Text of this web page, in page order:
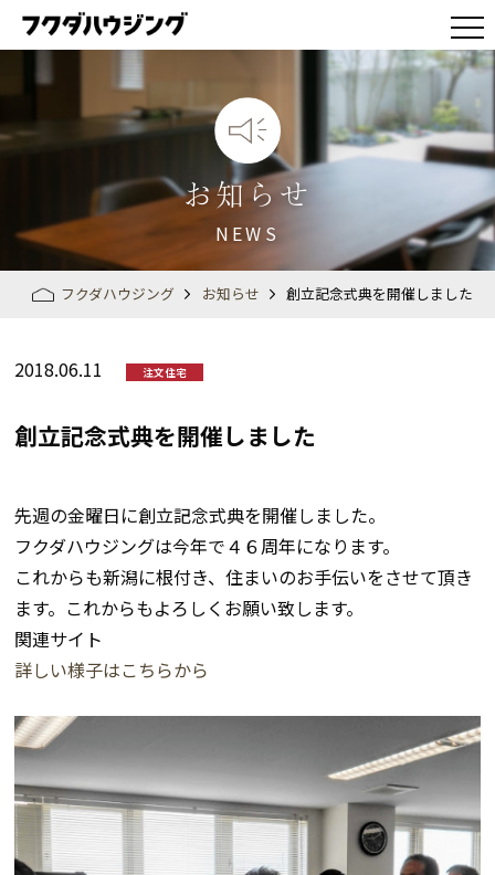
お知らせ
NEWS
フクダハウジング お知らせ 創立記念式典を開催しました
2018.06.11 注文住宅
創立記念式典を開催しました
先週の金曜日に創立記念式典を開催しました。
フクダハウジングは今年で４６周年になります。
これからも新潟に根付き、住まいのお手伝いをさせて頂き
ます。これからもよろしくお願い致します。
関連サイト
詳しい様子はこちらから